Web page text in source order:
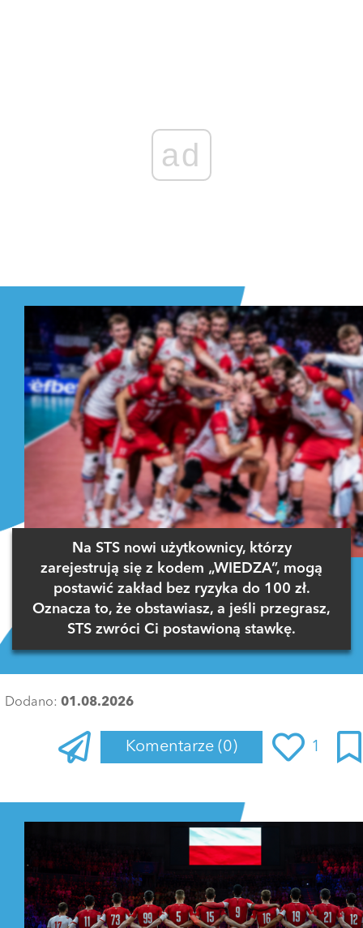
ad
Na STS nowi użytkownicy, którzy
zarejestrują się z kodem „WIEDZA”, mogą
postawić zakład bez ryzyka do 100 zł.
Oznacza to, że obstawiasz, a jeśli przegrasz,
STS zwróci Ci postawioną stawkę.
Dodano: 01.08.2026
Komentarze (0) 1